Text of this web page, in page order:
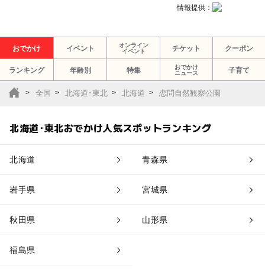
情報提供：
おでかけ イベント
オンライン
イベント
チケット クーポン
ランキング 年齢別 特集
おでかけ
ニュース
子育て
全国 北海道･東北 北海道 恋問自然観察公園
北海道･東北おでかけ人気スポットランキング
北海道 青森県
岩手県 宮城県
秋田県 山形県
福島県